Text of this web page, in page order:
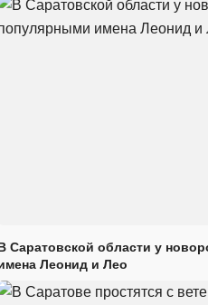
Саратовской области у
Леонид и Лео